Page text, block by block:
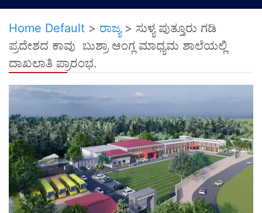
Home Default > ರಾಜ್ಯ> ಸುಳ್ಯ ಪುತ್ತೂರು ಗಡಿ
ಪ್ರದೇಶದ ಕಾವು ಬುಶ್ರಾ ಆಂಗ್ಲ ಮಾಧ್ಯಮ ಶಾಲೆಯಲ್ಲಿ
ದಾಖಲಾತಿ ಪ್ರಾರಂಭ.